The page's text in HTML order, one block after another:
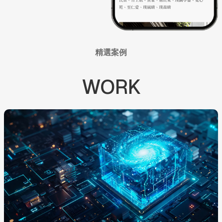
精選案例
WORK